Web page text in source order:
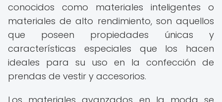
conocidos como materiales inteligentes o
materiales de alto rendimiento, son aquellos
que poseen propiedades únicas y
características especiales que los hacen
ideales para su uso en la confección de
prendas de vestir y accesorios.